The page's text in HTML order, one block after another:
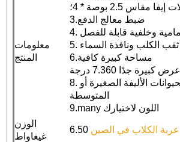
معلومات
المنتج
مقاس 2.5 بوصة * 4؛
3.ضبط معالج الدفع
وخلفية قابلة للفصل
ثقب الكلب ونافذة السماء
6.مساحة كبيرة كافية
كبيرة جدًا 7.360 درجة
8. مناسبة للحيوانات الأليفة الصغيرة أو
المتوسطة
9.many اللون لاختيارك
الوزن
غيغاواط
الكلاب في الصين